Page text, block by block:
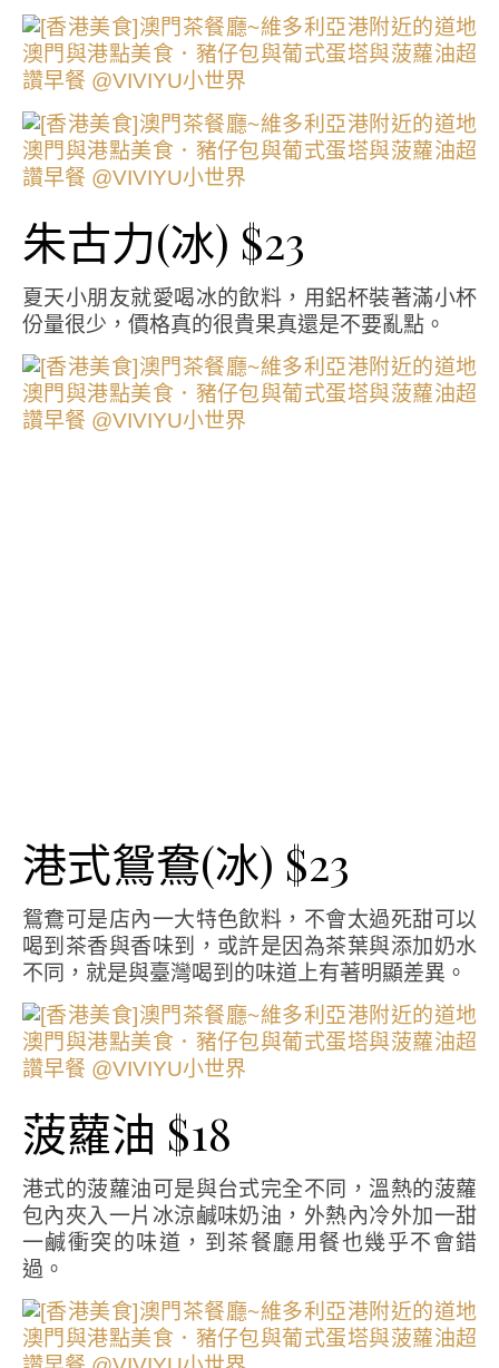
朱古力(冰) $23
夏天小朋友就愛喝冰的飲料，用鋁杯裝著滿小杯
份量很少，價格真的很貴果真還是不要亂點。
港式鴛鴦(冰) $23
鴛鴦可是店內一大特色飲料，不會太過死甜可以
喝到茶香與香味到，或許是因為茶葉與添加奶水
不同，就是與臺灣喝到的味道上有著明顯差異。
菠蘿油 $18
港式的菠蘿油可是與台式完全不同，溫熱的菠蘿
包內夾入一片冰涼鹹味奶油，外熱內冷外加一甜
一鹹衝突的味道，到茶餐廳用餐也幾乎不會錯
過。